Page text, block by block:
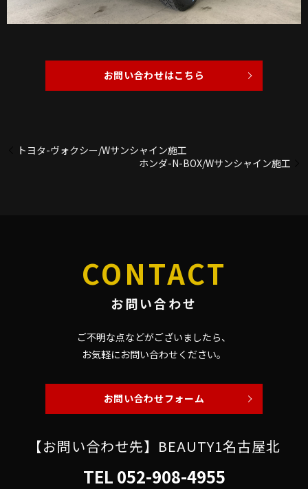
お問い合わせはこちら
トヨタ-ヴォクシー/Wサンシャイン施工
ホンダ-N-BOX/Wサンシャイン施工
CONTACT
お問い合わせ
ご不明な点などがございましたら、
お気軽にお問い合わせください。
お問い合わせフォーム
【お問い合わせ先】BEAUTY1名古屋北
TEL 052-908-4955